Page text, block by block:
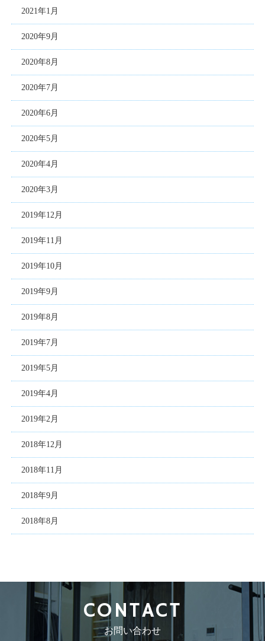
2021年1月
2020年9月
2020年8月
2020年7月
2020年6月
2020年5月
2020年4月
2020年3月
2019年12月
2019年11月
2019年10月
2019年9月
2019年8月
2019年7月
2019年5月
2019年4月
2019年2月
2018年12月
2018年11月
2018年9月
2018年8月
CONTACT
お問い合わせ